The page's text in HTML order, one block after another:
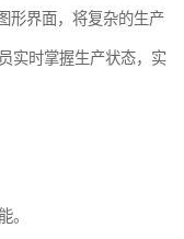
形界面，将复杂的生产
实时掌握生产状态，实
。